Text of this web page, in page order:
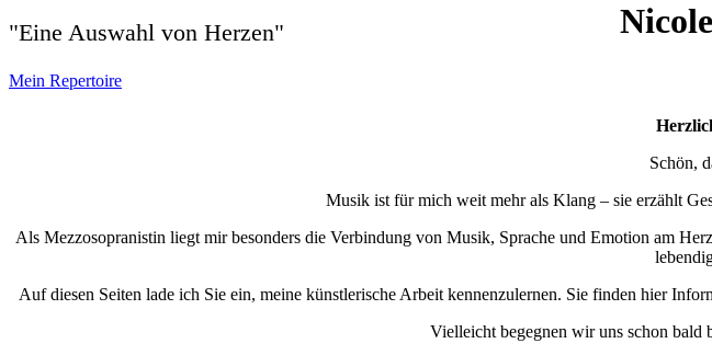
"Eine Auswahl von Herzen"
Mein Repertoire
Schön,
Musik ist für mich weit mehr als Klang – sie erzählt
Als Mezzosopranistin liegt mir besonders die Verbindung von Musik, Sprache und Emotion am
Auf diesen Seiten lade ich Sie ein, meine künstlerische Arbeit kennenzulernen. Sie finden hier
Vielleicht begegnen wir uns schon bald